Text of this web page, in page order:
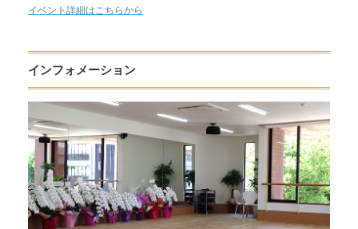
イベント詳細はこちらから
インフォメーション